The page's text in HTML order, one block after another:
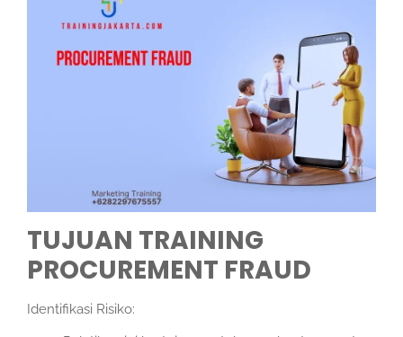
TUJUAN TRAINING
PROCUREMENT FRAUD
Identifikasi Risiko: